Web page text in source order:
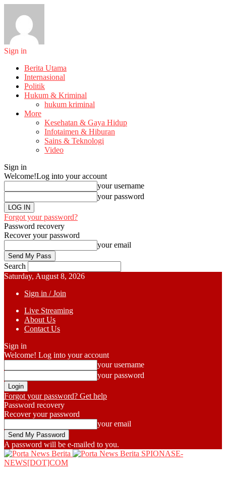
Sign in
Berita Utama
Internasional
Politik
Hukum & Kriminal
hukum kriminal
More
Kesehatan & Gaya Hidup
Infotaimen & Hiburan
Sains & Teknologi
Video
Sign in
Welcome!Log into your account
your username
your password
Forgot your password?
Password recovery
Recover your password
your email
Search
Saturday, August 8, 2026
Sign in / Join
Live Streaming
About Us
Contact Us
Sign in
Welcome! Log into your account
your username
your password
Forgot your password? Get help
Password recovery
Recover your password
your email
A password will be e-mailed to you.
SPIONASE-
NEWS[DOT]COM